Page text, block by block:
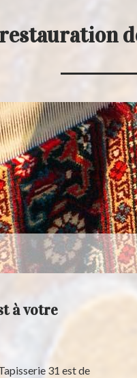
à votre
31 est de